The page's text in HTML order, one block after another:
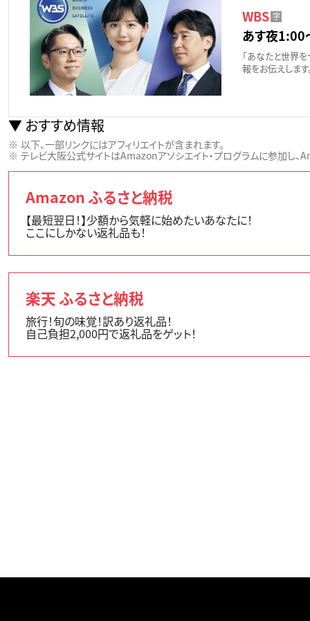
WBS 字
あす夜
「あなたと世界
報をお伝えします
おすすめ情報
以下、一部リンクにはアフィリエイトが含まれます。
テレビ大阪公式サイトはAmazonアソシエイト・プログラムに参加し、
Amazon ふるさと納税
【最短翌日！】少額から気軽に始めたいあなたに！
ここにしかない返礼品も！
楽天 ふるさと納税
旅行！旬の味覚！訳あり返礼品！
自己負担2,000円で返礼品をゲット！